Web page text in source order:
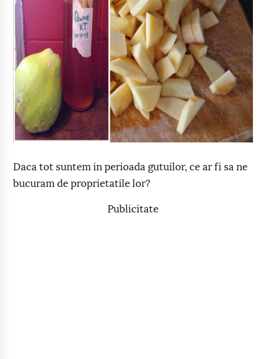
Daca tot suntem in perioada gutuilor, ce ar fi sa ne
bucuram de proprietatile lor?
Publicitate